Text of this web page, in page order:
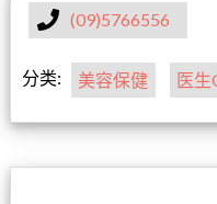
(09)5766556
分类: 美容保健 医生